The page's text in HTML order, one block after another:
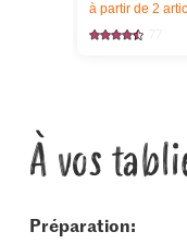
à partir de 2 articles,
À vos
Préparation: